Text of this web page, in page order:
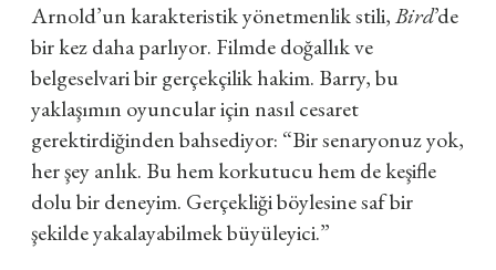
Arnold’un karakteristik yönetmenlik stili,Bird’de
bir kez daha parlıyor. Filmde doğallık ve
belgeselvari bir gerçekçilik hakim. Barry, bu
yaklaşımın oyuncular için nasıl cesaret
gerektirdiğinden bahsediyor: “Bir senaryonuz yok,
her şey anlık. Bu hem korkutucu hem de keşifle
dolu bir deneyim. Gerçekliği böylesine saf bir
şekilde yakalayabilmek büyüleyici.”